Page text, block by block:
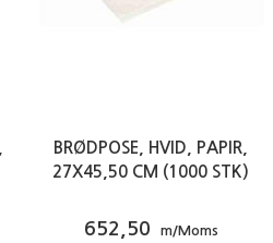
BRØDPOSE, HVID, PAPIR,
27X45,50 CM (1000 STK)
652,50
m/Moms